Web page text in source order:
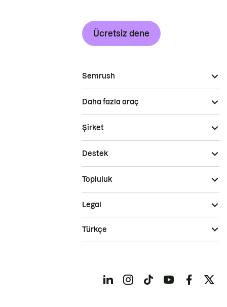
Ücretsiz dene
Semrush
Daha fazla araç
Şirket
Destek
Topluluk
Legal
Türkçe